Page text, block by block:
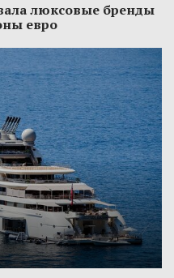
люксовые бренды
евро